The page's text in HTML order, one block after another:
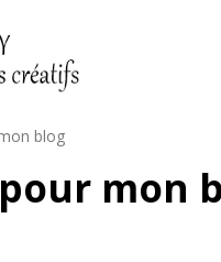
blog
mon
from Google to deliver
along with
and address abuse.